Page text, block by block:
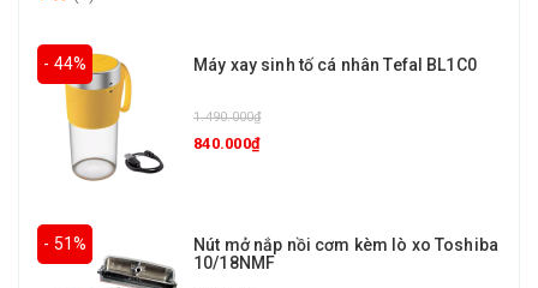
- 44% Máy xay sinh tố cá nhân Tefal BL1C0
1.490.000₫
840.000₫
- 51%
Nút mở nắp nồi cơm kèm lò xo Toshiba
10/18NMF